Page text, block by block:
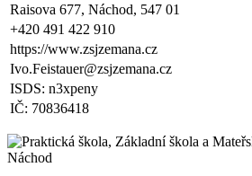
září 2025 kontaktováni vedením školy s
Zveřejněno: 29.5.2025
Branný den v Josefově
Zveřejněno: 23.5.2025
Zveřejněno: 21.5.2025
Třídní výlet Liberec IV.třída
Zveřejněno: 20.5.2025
Raisova 677, Náchod, 547 01
+420 491 422 910
https://www.zsjzemana.cz
Ivo.Feistauer@zsjzemana.cz
ISDS: n3xpeny
IČ: 70836418